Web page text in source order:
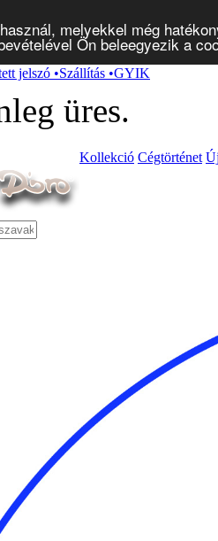
melyekkel még
Ön beleegyezik a
jelszó •Szállítás •GYIK
üres.
Kollekció Cégtörténet